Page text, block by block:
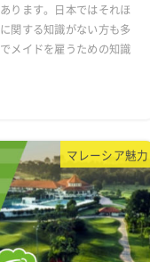
ります。日本ではそれほ
関する知識がない方も多
メイドを雇うための知識
マレーシア魅力